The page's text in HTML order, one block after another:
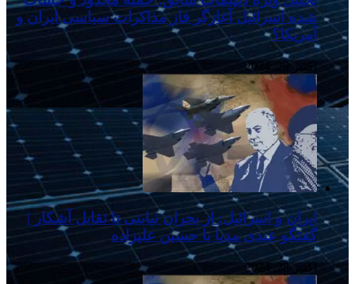
شده اسرائیل آغازگر فاز مذاکرات سیاسی ایران و
آمریکا؟
اکتبر 29, 2024
ایران و اسرائیل: از بحران نیابتی تا تقابل آشکار |
گفتگو عبدی مدیا با حسین علیزاده
اکتبر 28, 2024